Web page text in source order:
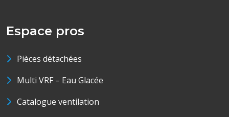
Espace pros
Pièces détachées
Multi VRF – Eau Glacée
Catalogue ventilation